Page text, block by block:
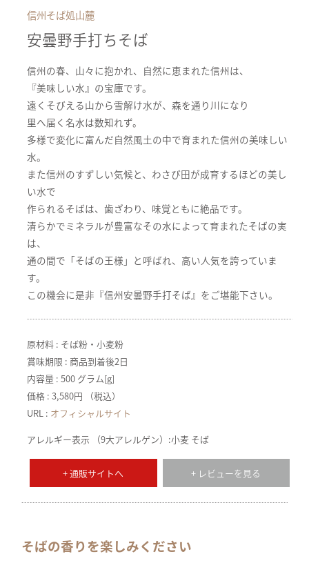
信州そば処山麓
安曇野手打ちそば
信州の春、山々に抱かれ、自然に恵まれた信州は、
『美味しい水』の宝庫です。
遠くそびえる山から雪解け水が、森を通り川になり
里へ届く名水は数知れず。
多様で変化に富んだ自然風土の中で育まれた信州の美味しい
水。
また信州のすずしい気候と、わさび田が成育するほどの美し
い水で
作られるそばは、歯ざわり、味覚ともに絶品です。
清らかでミネラルが豊富なその水によって育まれたそばの実
は、
通の間で「そばの王様」と呼ばれ、高い人気を誇っていま
す。
この機会に是非『信州安曇野手打そば』をご堪能下さい。
原材料 : そば粉・小麦粉
賞味期限 : 商品到着後2日
内容量 : 500 グラム[g]
価格 : 3,580円 （税込）
URL : オフィシャルサイト
アレルギー表示 （9大アレルゲン）:小麦 そば
+ 通販サイトへ + レビューを見る
そばの香りを楽しみください